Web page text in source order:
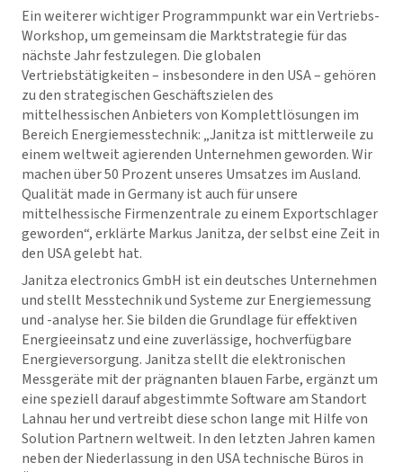
Ein weiterer wichtiger Programmpunkt war ein Vertriebs-
Workshop, um gemeinsam die Marktstrategie für das
nächste Jahr festzulegen. Die globalen
Vertriebstätigkeiten – insbesondere in den USA – gehören
zu den strategischen Geschäftszielen des
mittelhessischen Anbieters von Komplettlösungen im
Bereich Energiemesstechnik: „Janitza ist mittlerweile zu
einem weltweit agierenden Unternehmen geworden. Wir
machen über 50 Prozent unseres Umsatzes im Ausland.
Qualität made in Germany ist auch für unsere
mittelhessische Firmenzentrale zu einem Exportschlager
geworden“, erklärte Markus Janitza, der selbst eine Zeit in
den USA gelebt hat.
Janitza electronics GmbH ist ein deutsches Unternehmen
und stellt Messtechnik und Systeme zur Energiemessung
und -analyse her. Sie bilden die Grundlage für effektiven
Energieeinsatz und eine zuverlässige, hochverfügbare
Energieversorgung. Janitza stellt die elektronischen
Messgeräte mit der prägnanten blauen Farbe, ergänzt um
eine speziell darauf abgestimmte Software am Standort
Lahnau her und vertreibt diese schon lange mit Hilfe von
Solution Partnern weltweit. In den letzten Jahren kamen
neben der Niederlassung in den USA technische Büros in